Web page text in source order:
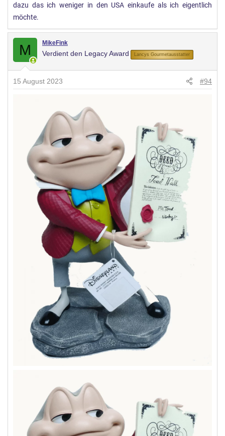
dazu das ich weniger in den USA einkaufe als ich eigentlich
möchte.
M MikeFink
Verdient den Legacy Award Lancys Gourmetausstatter
15 August 2023 #94